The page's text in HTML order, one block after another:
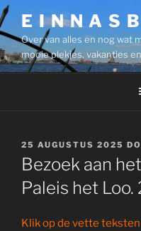
Ga
naar
de
inhoud
E I N N A S
Over van alles en nog wat
mooie plekjes, vakanties
GEPLAATST
OP
25 AUGUSTUS 2025
Bezoek aan
Paleis het
Klik op de vette